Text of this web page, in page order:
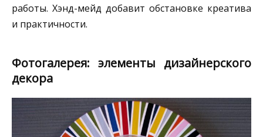
работы. Хэнд-мейд добавит обстановке креатива
и практичности.
Фотогалерея: элементы дизайнерского
декора